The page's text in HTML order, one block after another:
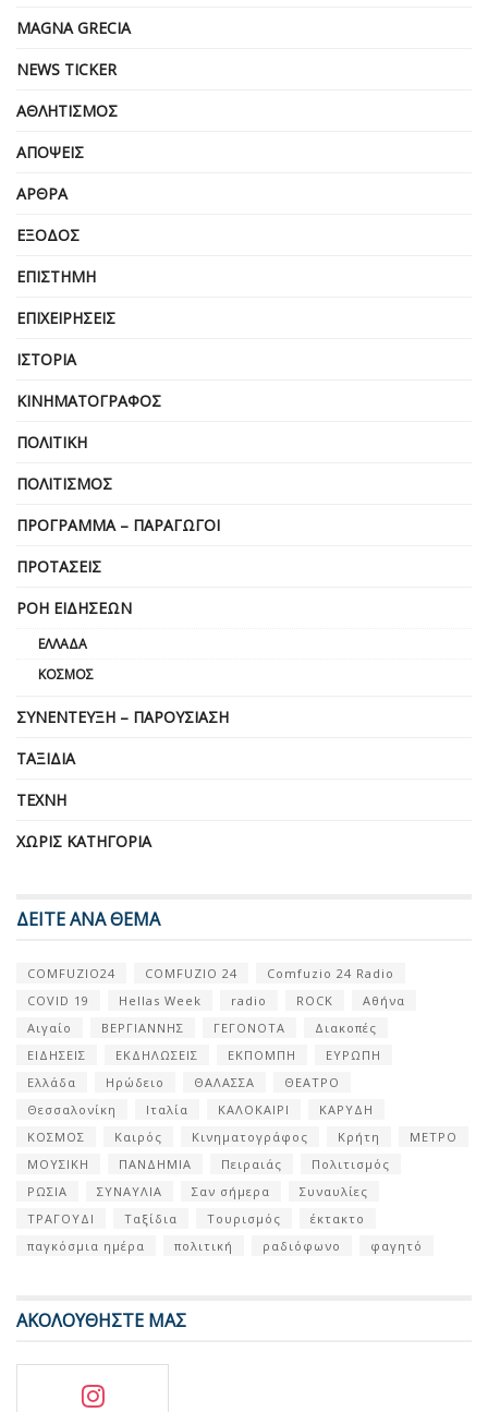
MAGNA GRECIA
NEWS TICKER
ΑΘΛΗΤΙΣΜΌΣ
ΑΠΌΨΕΙΣ
ΆΡΘΡΑ
ΈΞΟΔΟΣ
ΕΠΙΣΤΉΜΗ
ΕΠΙΧΕΙΡΗΣΕΙΣ
ΙΣΤΟΡΊΑ
ΚΙΝΗΜΑΤΟΓΡΆΦΟΣ
ΠΟΛΙΤΙΚΉ
ΠΟΛΙΤΙΣΜΌΣ
ΠΡΌΓΡΑΜΜΑ – ΠΑΡΑΓΩΓΟΊ
ΠΡΟΤΆΣΕΙΣ
ΡΟΉ ΕΙΔΉΣΕΩΝ
ΕΛΛΆΔΑ
ΚΌΣΜΟΣ
ΣΥΝΈΝΤΕΥΞΗ – ΠΑΡΟΥΣΊΑΣΗ
ΤΑΞΊΔΙΑ
ΤΈΧΝΗ
ΧΩΡΊΣ ΚΑΤΗΓΟΡΊΑ
ΔΕΙΤΕ ΑΝΑ ΘΕΜΑ
COMFUZIO24 COMFUZIO 24
Comfuzio 24 Radio
COVID 19
Hellas Week radio ROCK
Αθήνα
Αιγαίο
ΒΕΡΓΙΑΝΝΗΣ ΓΕΓΟΝΟΤΑ
Διακοπές
ΕΙΔΗΣΕΙΣ
ΕΚΔΗΛΩΣΕΙΣ ΕΚΠΟΜΠΗ
ΕΥΡΩΠΗ
Ελλάδα
Ηρώδειο ΘΑΛΑΣΣΑ
ΘΕΑΤΡΟ
Θεσσαλονίκη
Ιταλία ΚΑΛΟΚΑΙΡΙ
ΚΑΡΥΔΗ
ΚΟΣΜΟΣ
Καιρός Κινηματογράφος Κρήτη
ΜΕΤΡΟ
ΜΟΥΣΙΚΗ
ΠΑΝΔΗΜΙΑ Πειραιάς
Πολιτισμός
ΡΩΣΙΑ
ΣΥΝΑΥΛΙΑ Σαν σήμερα
Συναυλίες
ΤΡΑΓΟΥΔΙ
Ταξίδια Τουρισμός
έκτακτο
παγκόσμια ημέρα
πολιτική ραδιόφωνο φαγητό
ΑΚΟΛΟΥΘΗΣΤΕ ΜΑΣ